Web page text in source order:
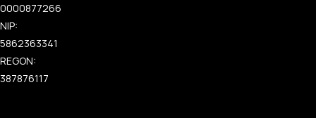
0000877266
NIP:
5862363341
REGON:
387876117